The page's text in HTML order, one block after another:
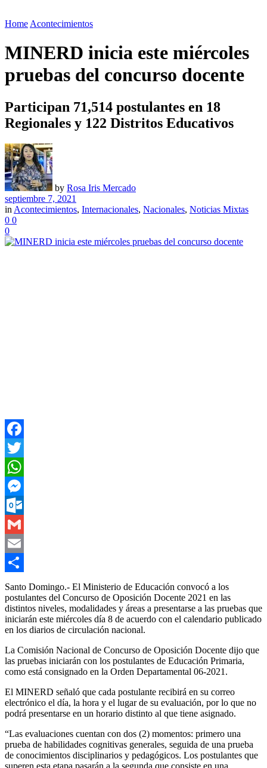
Home Acontecimientos
MINERD inicia este miércoles
pruebas del concurso docente
Participan 71,514 postulantes en 18
Regionales y 122 Distritos Educativos
by Rosa Iris Mercado
septiembre 7, 2021
in Acontecimientos, Internacionales, Nacionales, Noticias Mixtas
0 0
0
Facebook
Twitter
WhatsApp
Messenger
Outlook.com
Gmail
Email
Compartir
Santo Domingo.- El Ministerio de Educación convocó a los
postulantes del Concurso de Oposición Docente 2021 en las
distintos niveles, modalidades y áreas a presentarse a las pruebas que
iniciarán este miércoles día 8 de acuerdo con el calendario publicado
en los diarios de circulación nacional.
La Comisión Nacional de Concurso de Oposición Docente dijo que
las pruebas iniciarán con los postulantes de Educación Primaria,
como está consignado en la Orden Departamental 06-2021.
El MINERD señaló que cada postulante recibirá en su correo
electrónico el día, la hora y el lugar de su evaluación, por lo que no
podrá presentarse en un horario distinto al que tiene asignado.
“Las evaluaciones cuentan con dos (2) momentos: primero una
prueba de habilidades cognitivas generales, seguida de una prueba
de conocimientos disciplinarios y pedagógicos. Los postulantes que
superen esta etapa pasarán a la segunda que consiste en una